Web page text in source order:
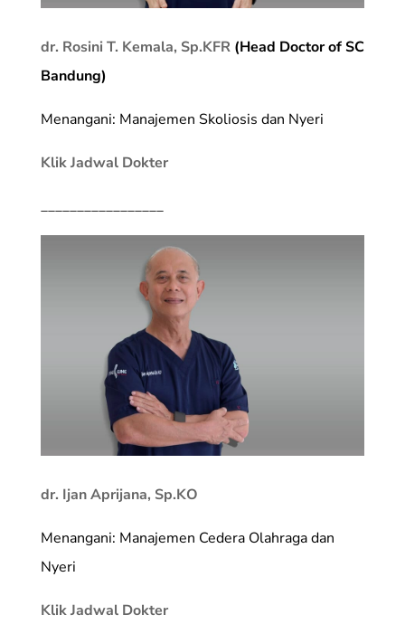
dr. Rosini T. Kemala, Sp.KFR(Head Doctor of SC
Bandung)
Menangani: Manajemen Skoliosis dan Nyeri
Klik Jadwal Dokter
_________________
dr. Ijan Aprijana, Sp.KO
Menangani: Manajemen Cedera Olahraga dan
Nyeri
Klik Jadwal Dokter